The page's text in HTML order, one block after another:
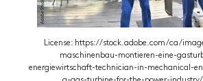
License: https://stock.adobe.com/ca/
maschinenbau-montieren-eine-
energiewirtschaft-technician-in-mechanical-